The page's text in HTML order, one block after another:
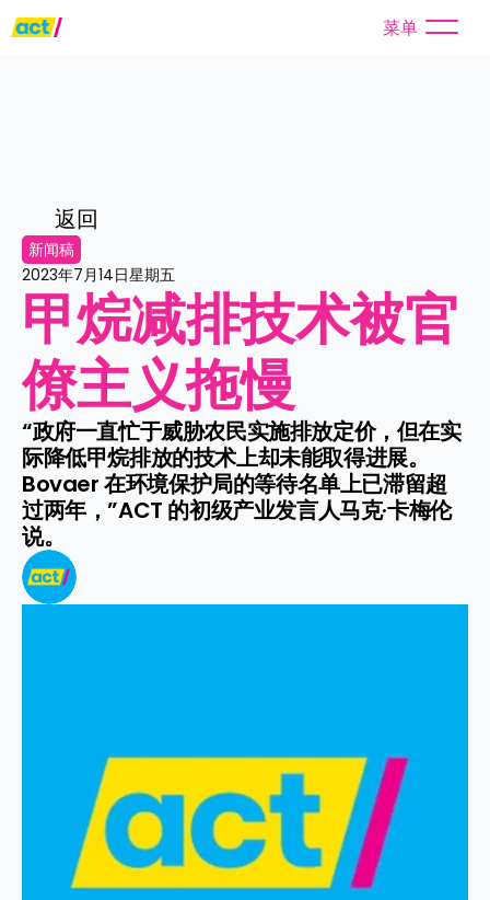
菜单
返回
新闻稿
2023年7月14日星期五
甲烷减排技术被官
僚主义拖慢
“政府一直忙于威胁农民实施排放定价，但在实
际降低甲烷排放的技术上却未能取得进展。
Bovaer 在环境保护局的等待名单上已滞留超
过两年，”ACT 的初级产业发言人马克·卡梅伦
说。